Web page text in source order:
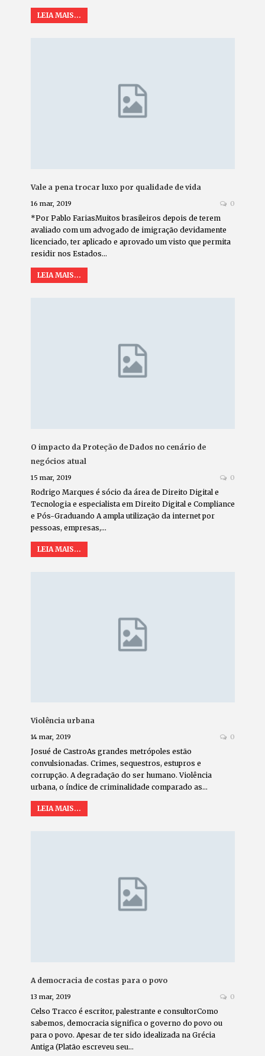
LEIA MAIS...
Vale a pena trocar luxo por qualidade de vida
16 mar, 2019 0
*Por Pablo FariasMuitos brasileiros depois de terem
avaliado com um advogado de imigração devidamente
licenciado, ter aplicado e aprovado um visto que permita
residir nos Estados…
LEIA MAIS...
O impacto da Proteção de Dados no cenário de
negócios atual
15 mar, 2019 0
Rodrigo Marques é sócio da área de Direito Digital e
Tecnologia e especialista em Direito Digital e Compliance
e Pós-Graduando A ampla utilização da internet por
pessoas, empresas,…
LEIA MAIS...
Violência urbana
14 mar, 2019 0
Josué de CastroAs grandes metrópoles estão
convulsionadas. Crimes, sequestros, estupros e
corrupção. A degradação do ser humano. Violência
urbana, o índice de criminalidade comparado as…
LEIA MAIS...
A democracia de costas para o povo
13 mar, 2019 0
Celso Tracco é escritor, palestrante e consultorComo
sabemos, democracia significa o governo do povo ou
para o povo. Apesar de ter sido idealizada na Grécia
Antiga (Platão escreveu seu…